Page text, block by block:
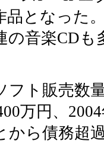
品となった
の音楽CDも
ト販売数
万円、
から債務超